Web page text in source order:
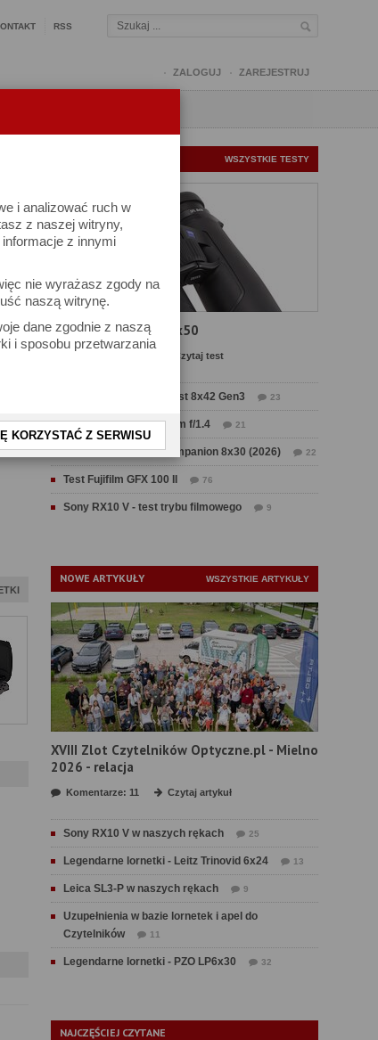
i analizować ruch w
z naszej witryny,
z innymi
nie wyrażasz zgody na
naszą witrynę.
dane zgodnie z naszą
i sposobu przetwarzania
KORZYSTAĆ Z SERWISU
RSS
ZALOGUJ ZAREJESTRUJ
WSZYSTKIE TESTY
Test Carl Zeiss SFL 8x50
Czytaj test
Test Delta Optical Forest 8x42 Gen3 23
Test Sirui Aurora 35 mm f/1.4 21
Test Swarovski CL Companion 8x30 (2026) 22
Test Fujifilm GFX 100 II 76
Sony RX10 V - test trybu filmowego 9
NOWE ARTYKUŁY WSZYSTKIE ARTYKUŁY
XVIII Zlot Czytelników Optyczne.pl - Mielno
2026 - relacja
Komentarze: 11 Czytaj artykuł
Sony RX10 V w naszych rękach 25
Legendarne lornetki - Leitz Trinovid 6x24 13
Leica SL3-P w naszych rękach 9
Uzupełnienia w bazie lornetek i apel do
Czytelników
11
Legendarne lornetki - PZO LP6x30 32
NAJCZĘŚCIEJ CZYTANE